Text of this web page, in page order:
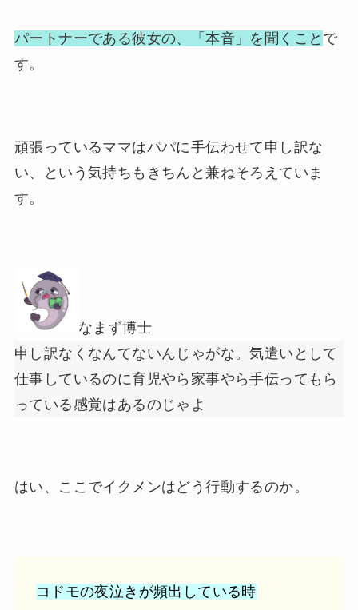
パートナーである彼女の、「本音」を聞くこと で
す。
頑張っているママはパパに手伝わせて申し訳な
い、という気持ちもきちんと兼ねそろえていま
す。
なまず博士
申し訳なくなんてないんじゃがな。気遣いとして
仕事しているのに育児やら家事やら手伝ってもら
っている感覚はあるのじゃよ
はい、ここでイクメンはどう行動するのか。
コドモの夜泣きが頻出している時